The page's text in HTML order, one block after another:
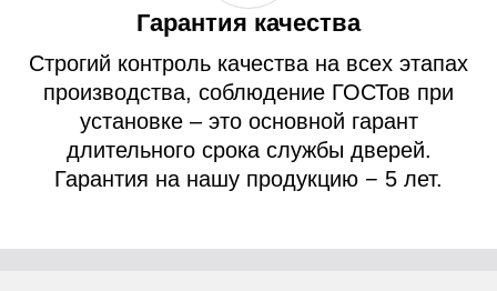
Гарантия качества
Строгий контроль качества на всех этапах
производства, соблюдение ГОСТов при
установке – это основной гарант
длительного срока службы дверей.
Гарантия на нашу продукцию − 5 лет.